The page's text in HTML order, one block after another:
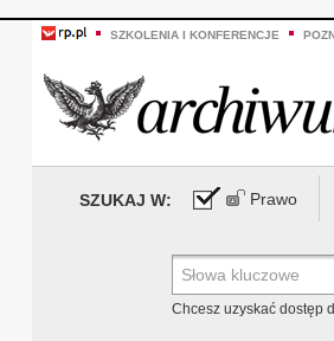
SZKOLENIA I KONFERENCJE
SZUKAJ W: Prawo
Chcesz uzyskać dostęp